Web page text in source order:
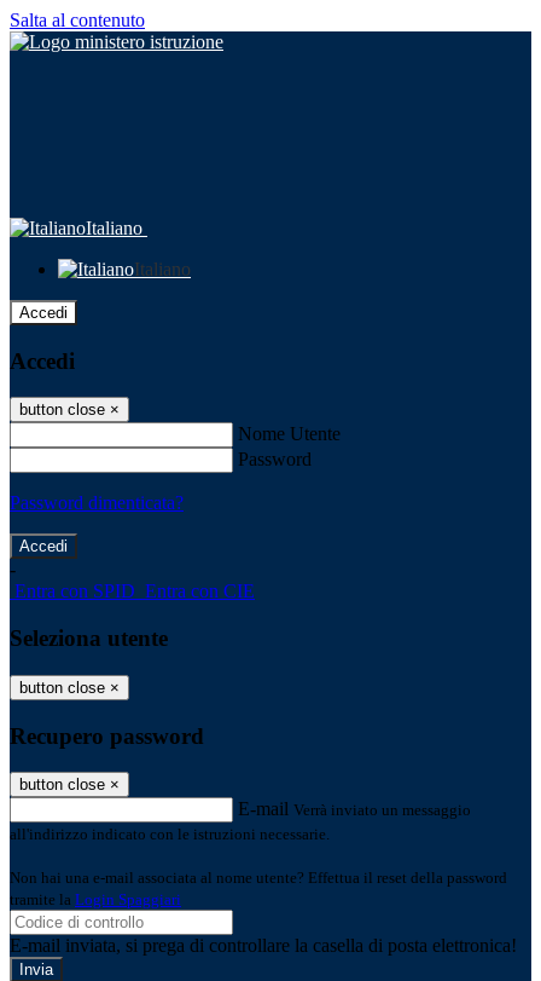
Salta al contenuto
Italiano
Italiano
Accedi
Accedi
button close ×
Nome Utente
Password
Password dimenticata?
-
Entra con SPID Entra con CIE
Seleziona utente
button close ×
Recupero password
button close ×
E-mail Verrà inviato un messaggio
all'indirizzo indicato con le istruzioni necessarie.
Non hai una e-mail associata al nome utente? Effettua il reset della password
tramite la Login Spaggiari
E-mail inviata, si prega di controllare la casella di posta elettronica!